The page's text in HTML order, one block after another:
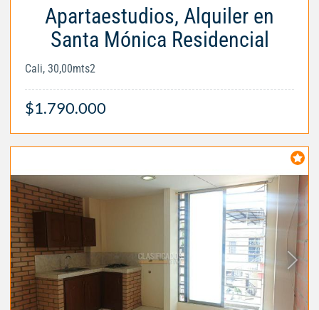
Apartaestudios, Alquiler en
Santa Mónica Residencial
Cali, 30,00mts2
$1.790.000